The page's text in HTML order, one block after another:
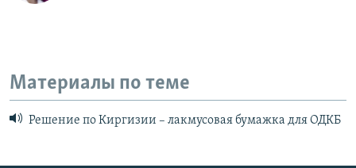
Материалы по теме
Решение по Киргизии – лакмусовая бумажка для ОДКБ